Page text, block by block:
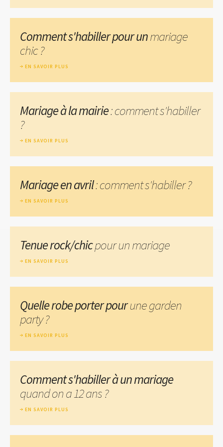
Comment s'habiller pour unmariage
chic ?
EN SAVOIR PLUS
Mariage à la mairie: comment s'habiller
?
EN SAVOIR PLUS
Mariage en avril: comment s'habiller ?
EN SAVOIR PLUS
Tenue rock/chicpour un mariage
EN SAVOIR PLUS
Quelle robe porter pourune garden
party ?
EN SAVOIR PLUS
Comment s'habiller à un mariage
quand on a 12 ans ?
EN SAVOIR PLUS